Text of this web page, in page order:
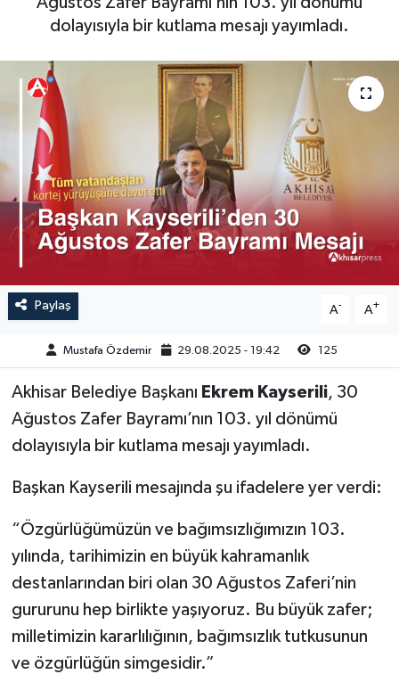
dolayısıyla bir kutlama mesajı yayımladı.
Paylaş A- A+
Mustafa Özdemir 29.08.2025 - 19:42 125
Akhisar Belediye Başkanı Ekrem Kayserili, 30
Ağustos Zafer Bayramı’nın 103. yıl dönümü
dolayısıyla bir kutlama mesajı yayımladı.
Başkan Kayserili mesajında şu ifadelere yer verdi:
“Özgürlüğümüzün ve bağımsızlığımızın 103.
yılında, tarihimizin en büyük kahramanlık
destanlarından biri olan 30 Ağustos Zaferi’nin
gururunu hep birlikte yaşıyoruz. Bu büyük zafer;
milletimizin kararlılığının, bağımsızlık tutkusunun
ve özgürlüğün simgesidir.”
Magazin
Duyurular
Kadın
Teknoloji
Yerel Haber
Akhisar Emlak
Ülke
Etiketler
Duyurular
Tarım-Gıda
Sektörel
Röportaj
Dünya
Yaşam
Kadın
Teknoloji
Yerel Haber
Akhisar Emlak
Ülke
Etiketler